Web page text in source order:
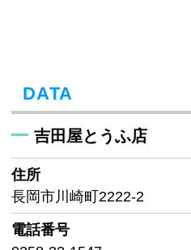
DATA
吉田屋とうふ店
住所
長岡市川崎町2222-2
電話番号